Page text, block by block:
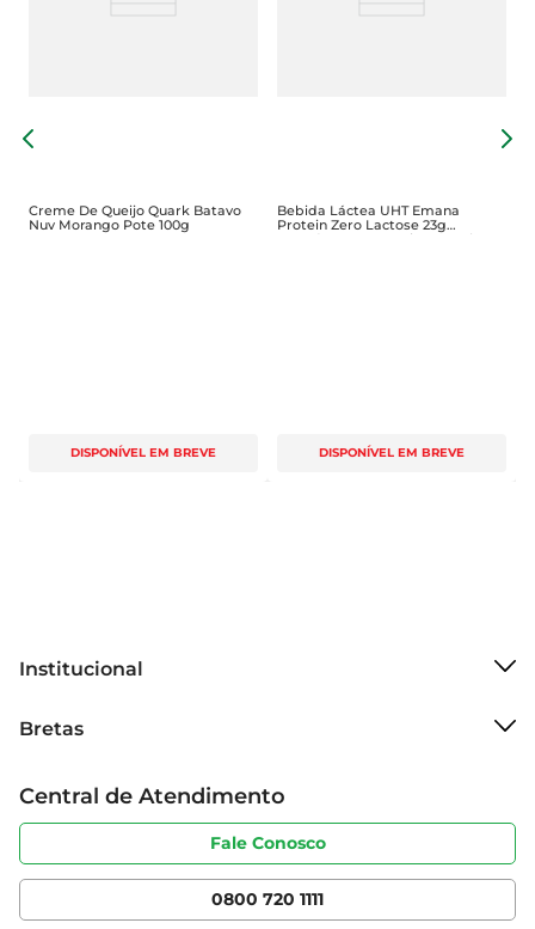
Creme De Queijo Quark Batavo
Nuv Morango Pote 100g
DISPONÍVEL EM BREVE
Bebida Láctea UHT Emana
Protein Zero Lactose 23g
Proteínas Cacau Caixa 250ml
DISPONÍVEL EM BREVE
Institucional
Grupo Cencosud
Sobre privacidade
Portal do fornecedor
Cencosud Media
Bretas
Produtos Bretas
Código de ética
Serviços
Clube Bretas
Central de Atendimento
Fale Conosco
0800 720 1111